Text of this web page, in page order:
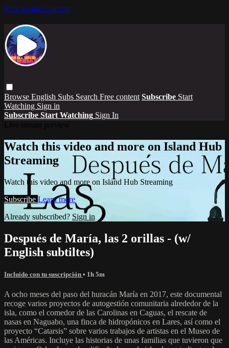
Skip to main content
Browse English Subs Search Free content Subscribe Start
Watching Sign in
Subscribe Start Watching Sign In
Watch this video and more on Island Hub
Streaming
Watch this video and more on Island Hub Streaming
Subscribe Learn more
Already subscribed? Sign in
Después de María, las 2 orillas - (w/
English subtiltes)
Incluido con tu suscripción • 1h 5m
A ocho meses del paso del huracán María en 2017, este documental
recoge varios proyectos de autogestión comunitaria alrededor de la
isla, como el comedor de las Carolinas en Caguas, el rescate de
nasas en Naguabo, una finca de hidropónicos en Lares, así como el
proyecto “Catarsis” sobre varios trabajos de artistas en el Museo de
las Américas. Incluye las historias de unas familias que tuvieron que